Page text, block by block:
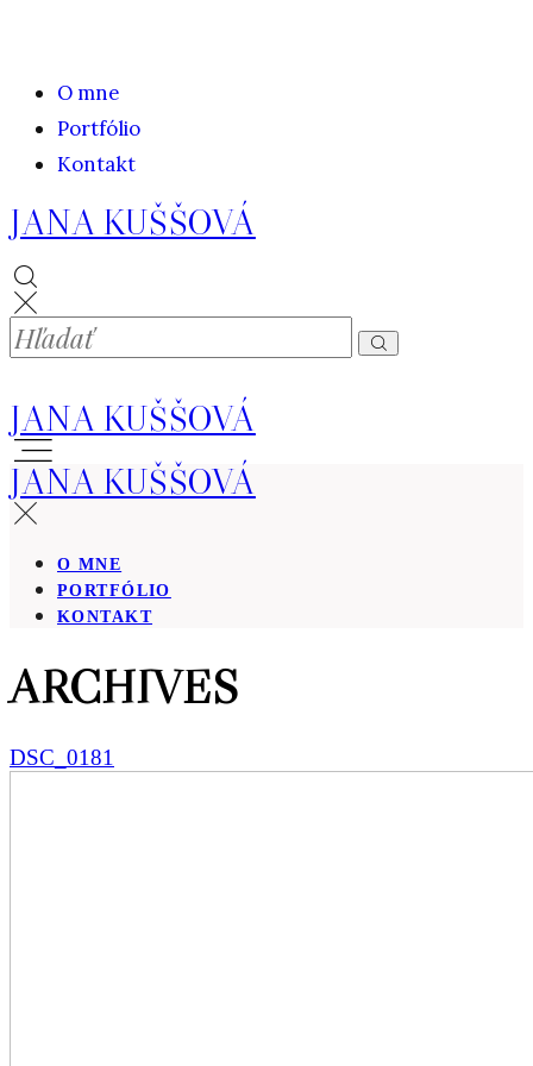
O mne
Portfólio
Kontakt
JANA KUŠŠOVÁ
JANA KUŠŠOVÁ
JANA KUŠŠOVÁ
O MNE
PORTFÓLIO
KONTAKT
ARCHIVES
DSC_0181